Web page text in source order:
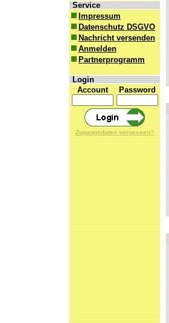
Service
Impressum
Datenschutz DSGVO
Nachricht versenden
Anmelden
Partnerprogramm
Login
Account
Password
Zugangsdaten vergessen?